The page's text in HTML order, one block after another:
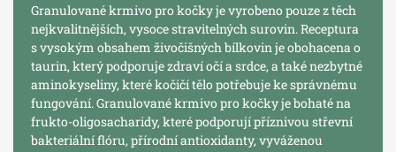
Granulované krmivo pro kočky je vyrobeno pouze z těch
nejkvalitnějších, vysoce stravitelných surovin. Receptura
s vysokým obsahem živočišných bílkovin je obohacena o
taurin, který podporuje zdraví očí a srdce, a také nezbytné
aminokyseliny, které kočičí tělo potřebuje ke správnému
fungování. Granulované krmivo pro kočky je bohaté na
frukto-oligosacharidy, které podporují příznivou střevní
bakteriální flóru, přírodní antioxidanty, vyváženou